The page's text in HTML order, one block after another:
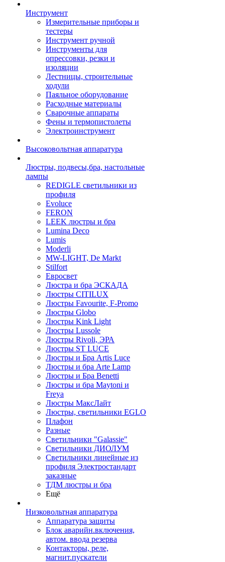
Инструмент
Измерительные приборы и
тестеры
Инструмент ручной
Инструменты для
опрессовки, резки и
изоляции
Лестницы, строительные
ходули
Паяльное оборудование
Расходные материалы
Сварочные аппараты
Фены и термопистолеты
Электроинструмент
Высоковольтная аппаратура
Люстры, подвесы,бра, настольные
лампы
REDIGLE светильники из
профиля
Evoluce
FERON
LEEK люстры и бра
Lumina Deco
Lumis
Moderli
MW-LIGHT, De Markt
Stilfort
Евросвет
Люстра и бра ЭСКАДА
Люстры CITILUX
Люстры Favourite, F-Promo
Люстры Globo
Люстры Kink Light
Люстры Lussole
Люстры Rivoli, ЭРА
Люстры ST LUCE
Люстры и Бра Artis Luce
Люстры и бра Arte Lamp
Люстры и Бра Benetti
Люстры и бра Maytoni и
Freya
Люстры МаксЛайт
Люстры, светильники EGLO
Плафон
Разные
Светильники "Galassie"
Светильники ДИОЛУМ
Светильники линейные из
профиля Электростандарт
заказные
ТДМ люстры и бра
Ещё
Низковольтная аппаратура
Аппаратура защиты
Блок аварийн.включения,
автом. ввода резерва
Контакторы, реле,
магнит.пускатели